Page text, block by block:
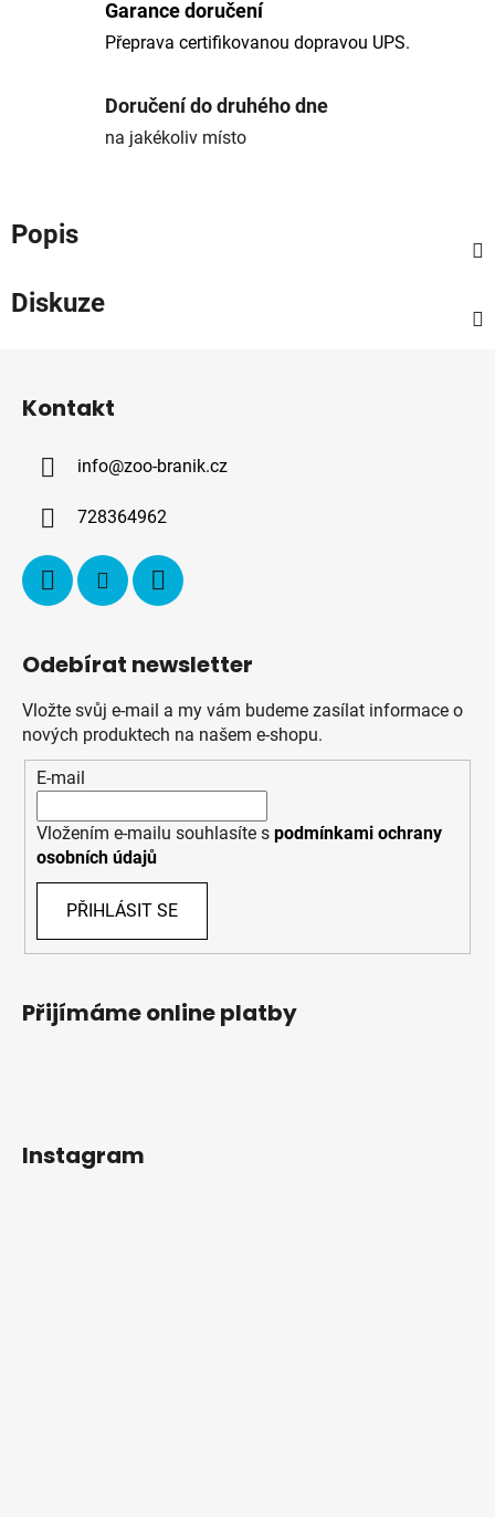
Garance doručení
Přeprava certifikovanou dopravou UPS.
Doručení do druhého dne
na jakékoliv místo
Popis
Diskuze
Kontakt
info@zoo-branik.cz
728364962
Odebírat newsletter
Vložte svůj e-mail a my vám budeme zasílat informace o
nových produktech na našem e-shopu.
E-mail
Vložením e-mailu souhlasíte s podmínkami ochrany
osobních údajů
PŘIHLÁSIT SE
Přijímáme online platby
Instagram